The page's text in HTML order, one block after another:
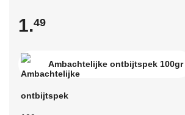
1.49
Ambachtelijke ontbijtspek 100gr